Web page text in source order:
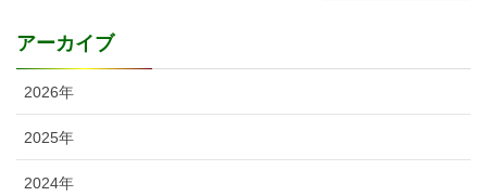
アーカイブ
2026年
2025年
2024年